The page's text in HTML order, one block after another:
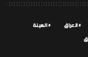
العراق الهيئة